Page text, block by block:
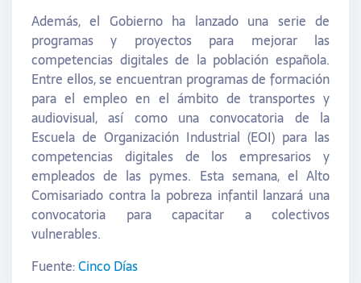
Además, el Gobierno ha lanzado una serie de
programas y proyectos para mejorar las
competencias digitales de la población española.
Entre ellos, se encuentran programas de formación
para el empleo en el ámbito de transportes y
audiovisual, así como una convocatoria de la
Escuela de Organización Industrial (EOI) para las
competencias digitales de los empresarios y
empleados de las pymes. Esta semana, el Alto
Comisariado contra la pobreza infantil lanzará una
convocatoria para capacitar a colectivos
vulnerables.
Fuente:Cinco Días